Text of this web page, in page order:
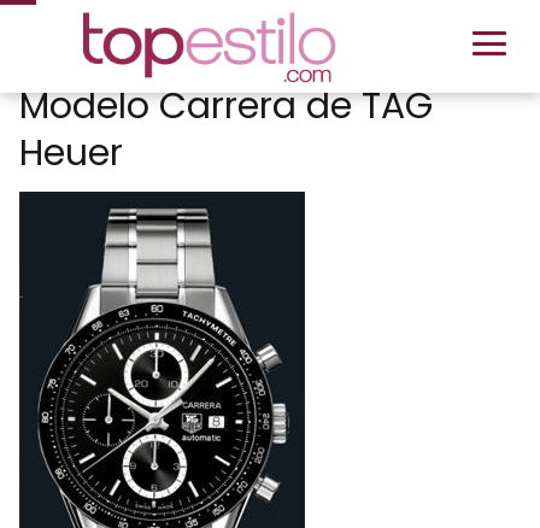
Modelo Carrera de TAG
Heuer